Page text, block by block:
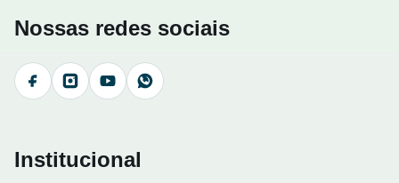
Nossas redes sociais
FacebookInstagramYouTubeWhatsApp
Institucional